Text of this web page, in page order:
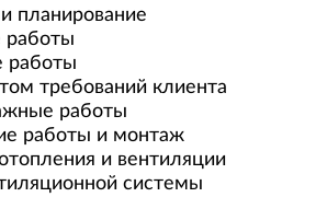
планирование
работы
требований клиента
работы
работы и монтаж
и вентиляции
системы